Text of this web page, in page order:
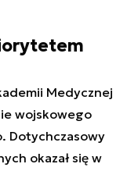
Medycznej
wojskowego
Dotychczasowy
okazał się w